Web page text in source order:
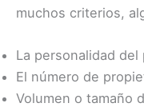
muchos criterios,
La personalidad del
El número de
Volumen o tamaño